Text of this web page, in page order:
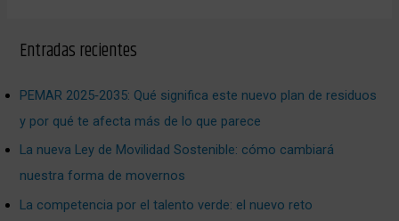
Entradas recientes
PEMAR 2025‑2035: Qué significa este nuevo plan de residuos
y por qué te afecta más de lo que parece
La nueva Ley de Movilidad Sostenible: cómo cambiará
nuestra forma de movernos
La competencia por el talento verde: el nuevo reto